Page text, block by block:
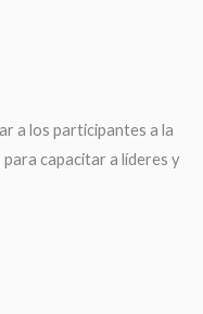
a los participantes a la
capacitar a líderes y